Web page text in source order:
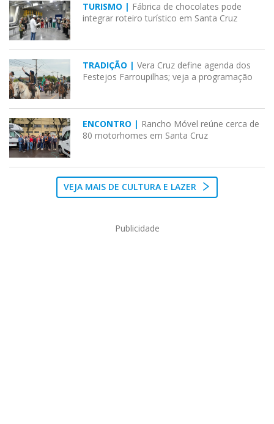
TURISMO | Fábrica de chocolates pode
integrar roteiro turístico em Santa Cruz
TRADIÇÃO | Vera Cruz define agenda dos
Festejos Farroupilhas; veja a programação
ENCONTRO | Rancho Móvel reúne cerca de
80 motorhomes em Santa Cruz
VEJA MAIS DE CULTURA E LAZER
Publicidade